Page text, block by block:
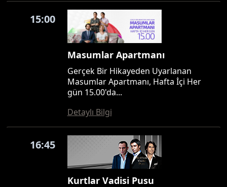
15:00
Masumlar Apartmanı
Gerçek Bir Hikayeden Uyarlanan
Masumlar Apartmanı, Hafta İçi Her
gün 15.00'da...
Detaylı Bilgi
16:45
Kurtlar Vadisi Pusu